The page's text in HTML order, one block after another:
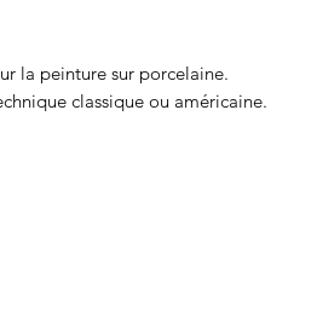
la peinture sur porcelaine.
classique ou américaine.